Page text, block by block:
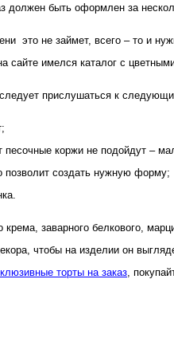
должен быть оформлен за
это не займет, всего – то и
имелся каталог с
прислушаться к
песочные коржи не подойдут –
позволит создать нужную форму;
заварного белкового,
чтобы на изделии он
торты на заказ ,